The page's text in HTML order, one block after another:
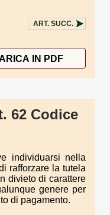
ART. SUCC.
IN PDF
62 Codice
individuarsi nella
rafforzare la tutela
divieto di carattere
genere per
di pagamento.